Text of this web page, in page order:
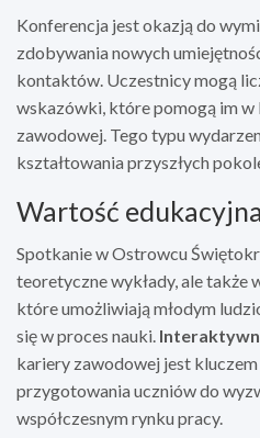
Konferencja jest okazją do
zdobywania nowych
kontaktów. Uczestnicy mogą
wskazówki, które pomogą im w
zawodowej. Tego typu
kształtowania przyszłych
Wartość
Spotkanie w Ostrowcu
teoretyczne wykłady, ale także
które umożliwiają młodym
się w proces nauki.
kariery zawodowej jest
przygotowania uczniów do
współczesnym rynku pracy.